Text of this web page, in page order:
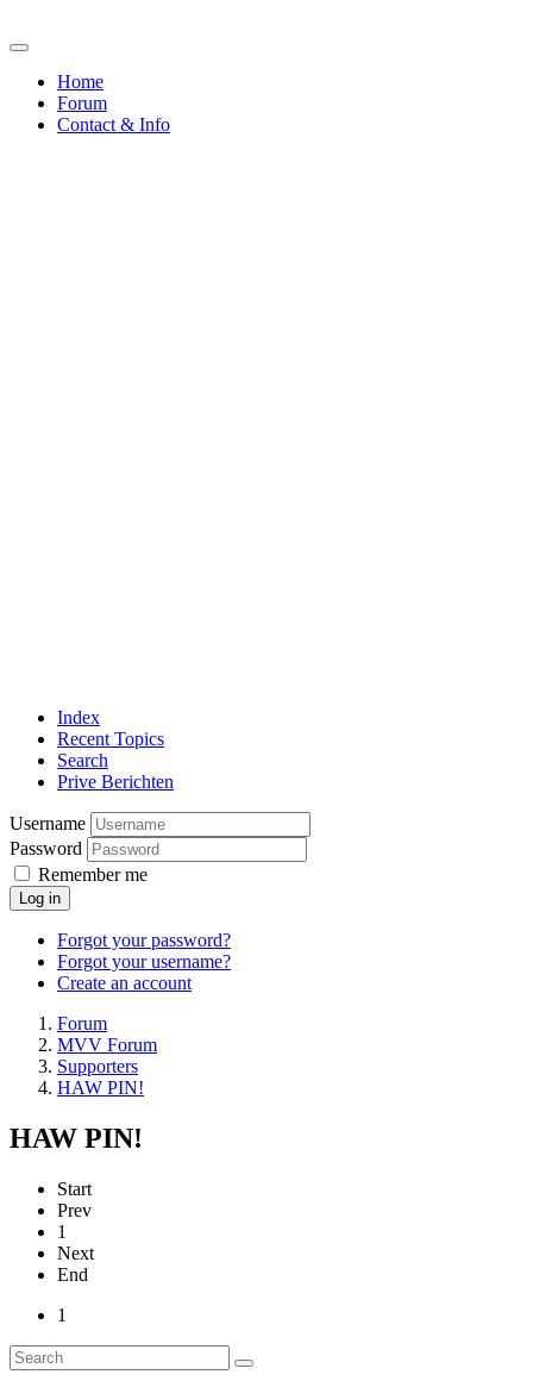
Home
Forum
Contact & Info
Index
Recent Topics
Search
Prive Berichten
Username
Password
Remember me
Log in
Forgot your password?
Forgot your username?
Create an account
Forum
MVV Forum
Supporters
HAW PIN!
HAW PIN!
Start
Prev
1
Next
End
1